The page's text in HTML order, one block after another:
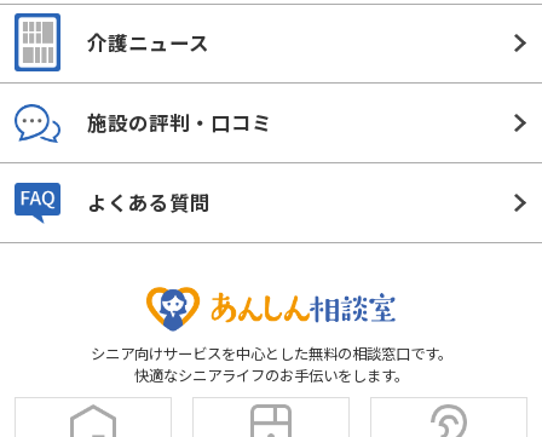
介護ニュース
施設の評判・口コミ
よくある質問
シニア向けサービスを中心とした無料の相談窓口です。
快適なシニアライフのお手伝いをします。